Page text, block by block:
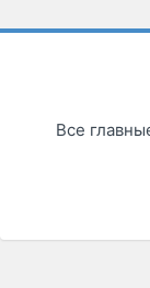
Все